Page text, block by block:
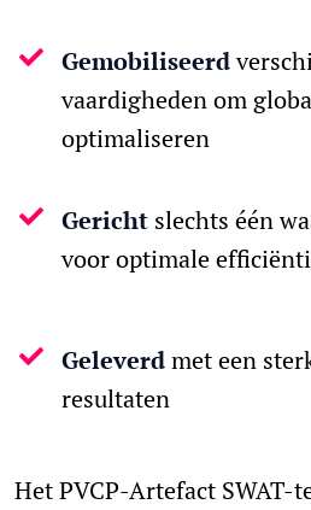
Gemobiliseerd
vaardigheden om
optimaliseren
Gerichtslechts één
voor optimale
Geleverdmet een
resultaten
Het PVCP-Artefact SWAT-